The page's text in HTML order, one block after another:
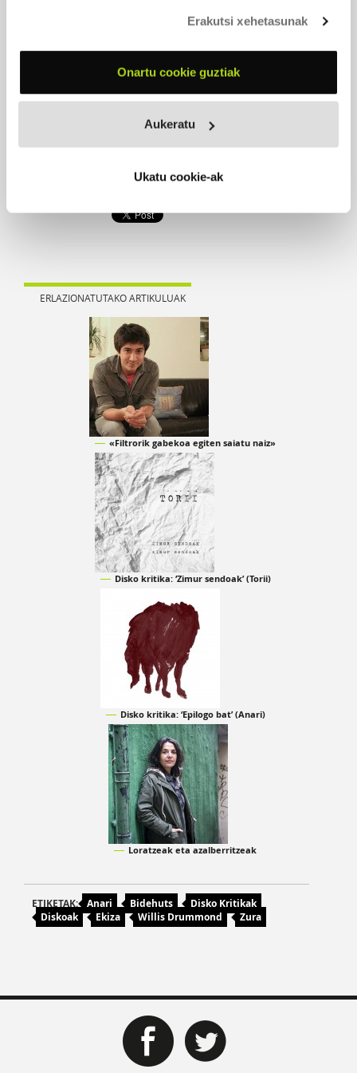
Erakutsi xehetasunak
Onartu cookie guztiak
Aukeratu
Ukatu cookie-ak
diskoan topatuko duguna. Dena dela, hoberena norberak
entzunaldia merezi duelako. Formatu digital zein
analogikoan plazaratu duen lana bere horretan
aurrekora, alegia.
ERLAZIONATUTAKO ARTIKULUAK
«Filtrorik gabekoa egiten saiatu naiz»
Disko kritika: ‘Zimur sendoak’ (Torii)
Disko kritika: ‘Epilogo bat’ (Anari)
Loratzeak eta azalberritzeak
ETIKETAK: Anari Bidehuts
Disko Kritikak
Diskoak
Ekiza Willis Drummond Zura